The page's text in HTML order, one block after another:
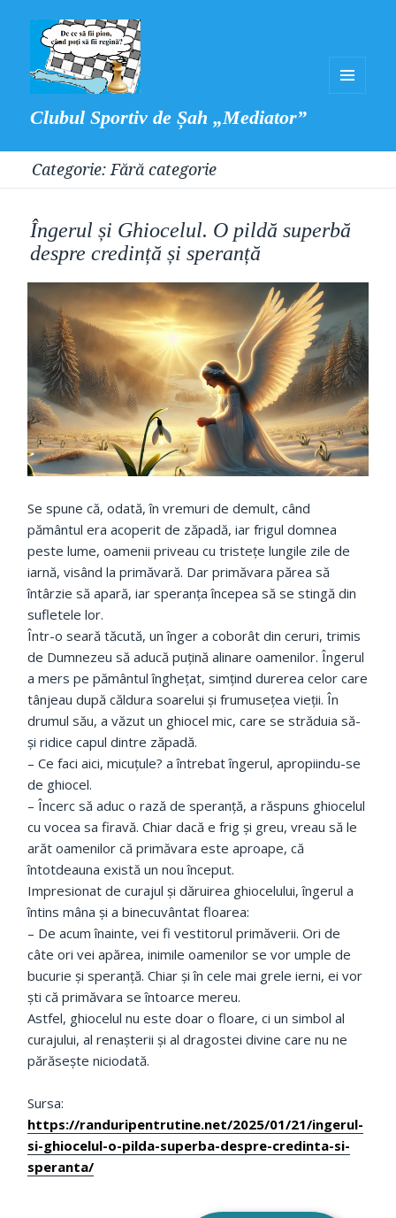
Clubul Sportiv de Șah „Mediator”
Categorie: Fără categorie
Îngerul și Ghiocelul. O pildă superbă
despre credință și speranță
Se spune că, odată, în vremuri de demult, când
pământul era acoperit de zăpadă, iar frigul domnea
peste lume, oamenii priveau cu tristețe lungile zile de
iarnă, visând la primăvară. Dar primăvara părea să
întârzie să apară, iar speranța începea să se stingă din
sufletele lor.
Într-o seară tăcută, un înger a coborât din ceruri, trimis
de Dumnezeu să aducă puțină alinare oamenilor. Îngerul
a mers pe pământul înghețat, simțind durerea celor care
tânjeau după căldura soarelui și frumusețea vieții. În
drumul său, a văzut un ghiocel mic, care se străduia să-
și ridice capul dintre zăpadă.
– Ce faci aici, micuțule? a întrebat îngerul, apropiindu-se
de ghiocel.
– Încerc să aduc o rază de speranță, a răspuns ghiocelul
cu vocea sa firavă. Chiar dacă e frig și greu, vreau să le
arăt oamenilor că primăvara este aproape, că
întotdeauna există un nou început.
Impresionat de curajul și dăruirea ghiocelului, îngerul a
întins mâna și a binecuvântat floarea:
– De acum înainte, vei fi vestitorul primăverii. Ori de
câte ori vei apărea, inimile oamenilor se vor umple de
bucurie și speranță. Chiar și în cele mai grele ierni, ei vor
ști că primăvara se întoarce mereu.
Astfel, ghiocelul nu este doar o floare, ci un simbol al
curajului, al renașterii și al dragostei divine care nu ne
părăsește niciodată.
Sursa:
https://randuripentrutine.net/2025/01/21/ingerul-
si-ghiocelul-o-pilda-superba-despre-credinta-si-
speranta/